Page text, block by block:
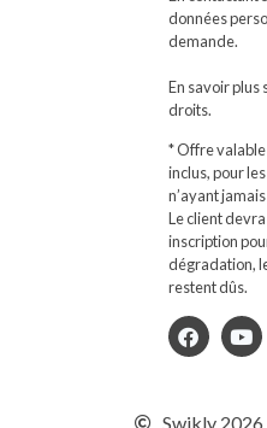
données
demande.
En savoir plus
droits.
* Offre valable
inclus, pour
n’ayant
Le client
inscription
dégradation,
restent dûs.
Swikly 2026